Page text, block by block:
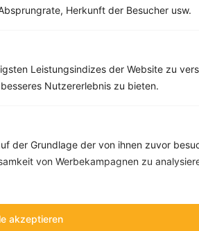
Herkunft der Besucher usw.
Leistungsindizes der Website zu
Nutzererlebnis zu bieten.
der Grundlage der von ihnen zuvor
von Werbekampagnen zu
akzeptieren
Quiche mit Paprika, Tomaten und Champignons
Eiweiß:31 g
Kohlehydrate:48 g